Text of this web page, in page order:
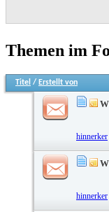
Themen im
Titel / Erstellt von
hinnerker
hinnerker